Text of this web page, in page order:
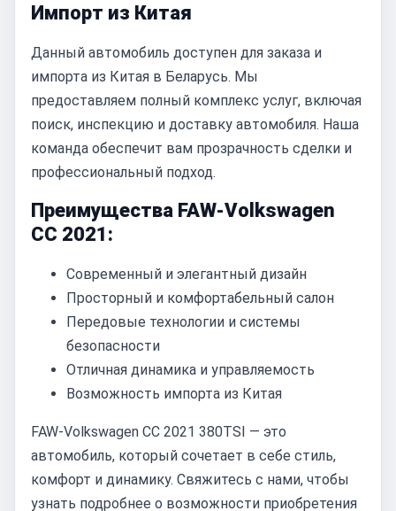
Импорт из Китая
Данный автомобиль доступен для заказа и
импорта из Китая в Беларусь. Мы
предоставляем полный комплекс услуг, включая
поиск, инспекцию и доставку автомобиля. Наша
команда обеспечит вам прозрачность сделки и
профессиональный подход.
Преимущества FAW-Volkswagen
CC 2021:
Современный и элегантный дизайн
Просторный и комфортабельный салон
Передовые технологии и системы
безопасности
Отличная динамика и управляемость
Возможность импорта из Китая
FAW-Volkswagen CC 2021 380TSI — это
автомобиль, который сочетает в себе стиль,
комфорт и динамику. Свяжитесь с нами, чтобы
узнать подробнее о возможности приобретения